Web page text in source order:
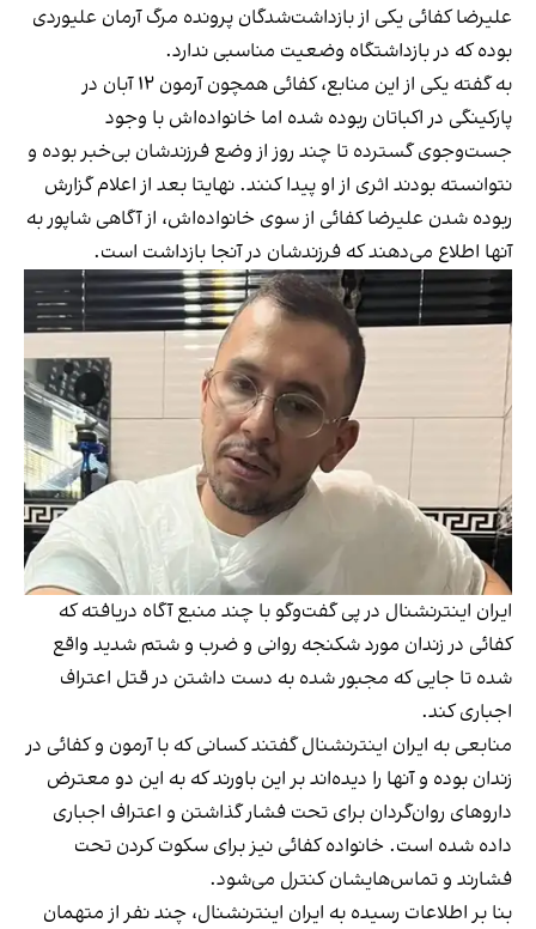
علیرضا کفائی یکی از بازداشت‌شدگان پرونده مرگ آرمان علیوردی
بوده که در بازداشتگاه وضعیت مناسبی ندارد.
به گفته یکی از این منابع، کفائی همچون آرمون ۱۲ آبان در
پارکینگی در اکباتان ربوده شده اما خانواده‌اش با وجود
جست‌وجوی گسترده تا چند روز از وضع فرزندشان بی‌خبر بوده و
نتوانسته بودند اثری از او پیدا کنند. نهایتا بعد از اعلام گزارش
ربوده شدن علیرضا کفائی از سوی خانواده‌اش، از آگاهی شاپور به
آنها اطلاع می‌دهند که فرزندشان در آنجا بازداشت است.
ایران اینترنشنال در پی گفت‌وگو با چند منبع آگاه دریافته که
کفائی در زندان مورد شکنجه روانی و ضرب و شتم شدید واقع
شده تا جایی که مجبور شده به دست داشتن در قتل اعتراف
اجباری کند.
منابعی به ایران اینترنشنال گفتند کسانی که با آرمون و کفائی در
زندان بوده و آنها را دیده‌اند بر این باورند که به این دو معترض
داروهای روان‌گردان برای تحت فشار گذاشتن و اعتراف اجباری
داده شده است. خانواده کفائی نیز برای سکوت کردن تحت
فشارند و تماس‌هایشان کنترل می‌شود.
بنا بر اطلاعات رسیده به ایران اینترنشنال، چند نفر از متهمان